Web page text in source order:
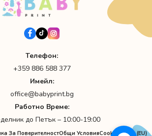
Телефон:
+359 886 588 377
Имейл:
office@babyprint.bg
Работно Време:
до Петък – 10:00-19:00
За ПоверителностОбщи УсловияCookie Policy (EU)